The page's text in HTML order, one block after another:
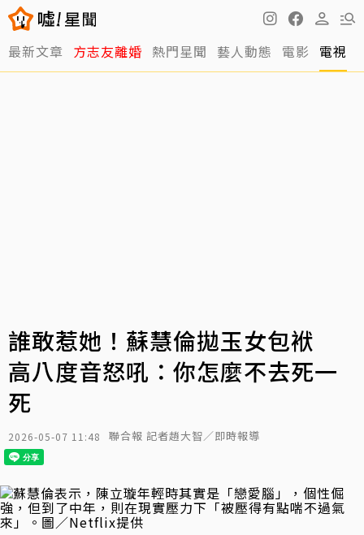
最新文章 方志友離婚 熱門星聞 藝人動態 電影 電視
誰敢惹她！蘇慧倫拋玉女包袱
高八度音怒吼：你怎麼不去死一
死
2026-05-07 11:48 聯合報 記者趙大智／即時報導